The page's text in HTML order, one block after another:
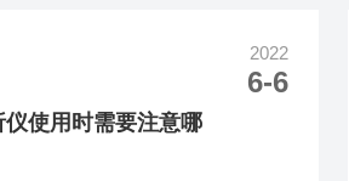
的重铬酸钾溶液加入水样中，硫酸
下的催化剂。煮沸和回流后，将试
剂并用硫酸亚铁铵滴定。在水样
钾通过消耗...
2022
6-6
使用时需要注意哪